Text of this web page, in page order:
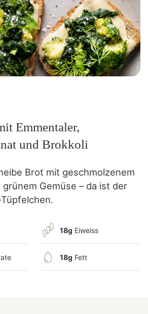
Emmentaler,
und Brokkoli
Brot mit geschmolzenem
Gemüse – da ist der
18g Eiweiss
18g Fett